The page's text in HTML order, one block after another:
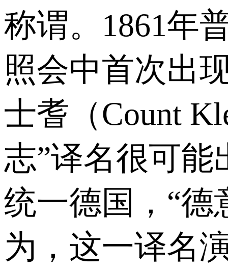
称谓。1861年
照会中首次出
士耆（Count
志”译名很可
统一德国，“德
为，这一译名